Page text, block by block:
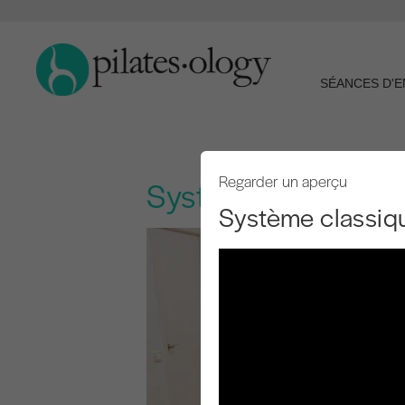
SÉANCES
SystèmeRegarder un aperçu
Système